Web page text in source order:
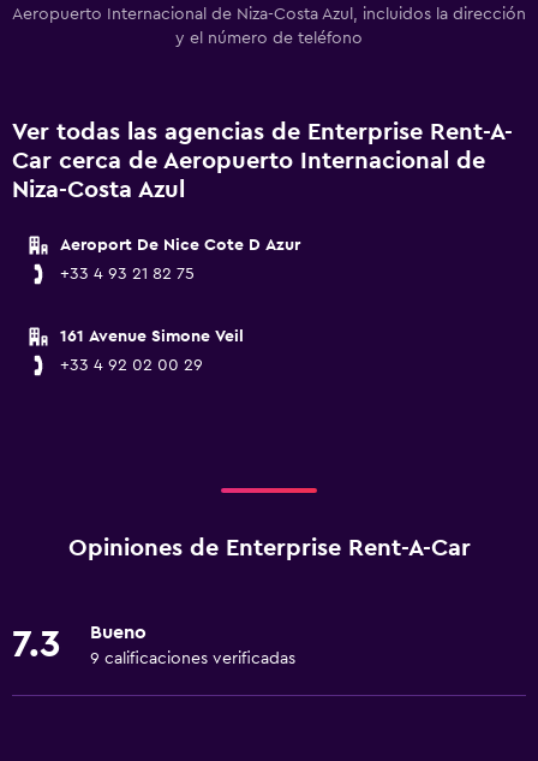
Aeropuerto Internacional de Niza-Costa Azul, incluidos la dirección
y el número de teléfono
Ver todas las agencias de Enterprise Rent-A-
Car cerca de Aeropuerto Internacional de
Niza-Costa Azul
Aeroport De Nice Cote D Azur
+33 4 93 21 82 75
161 Avenue Simone Veil
+33 4 92 02 00 29
Opiniones de Enterprise Rent-A-Car
7.3 Bueno
9 calificaciones verificadas